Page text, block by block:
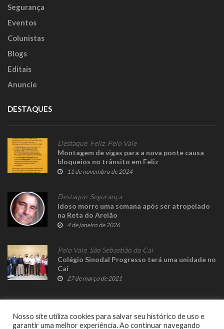
Segurança
Eventos
Colunistas
Blogs
Editais
Anuncie
DESTAQUES
Destaque, Feliz, Pelo Vale
Montagem de vigas para a nova ponte causa
bloqueios no trânsito em Feliz
11 de novembro de 2024
Destaque, Segurança
Idoso morre uma semana após ser atropelado
na Reta do Areião
4 de janeiro de 2026
Pelo Vale, São Sebastião do Caí
Colégio Sinodal Progresso terá uma unidade no
Caí
27 de março de 2021
Nosso site utiliza cookies para salvar seu histórico de uso e
garantir uma melhor experiência. Ao continuar navegando